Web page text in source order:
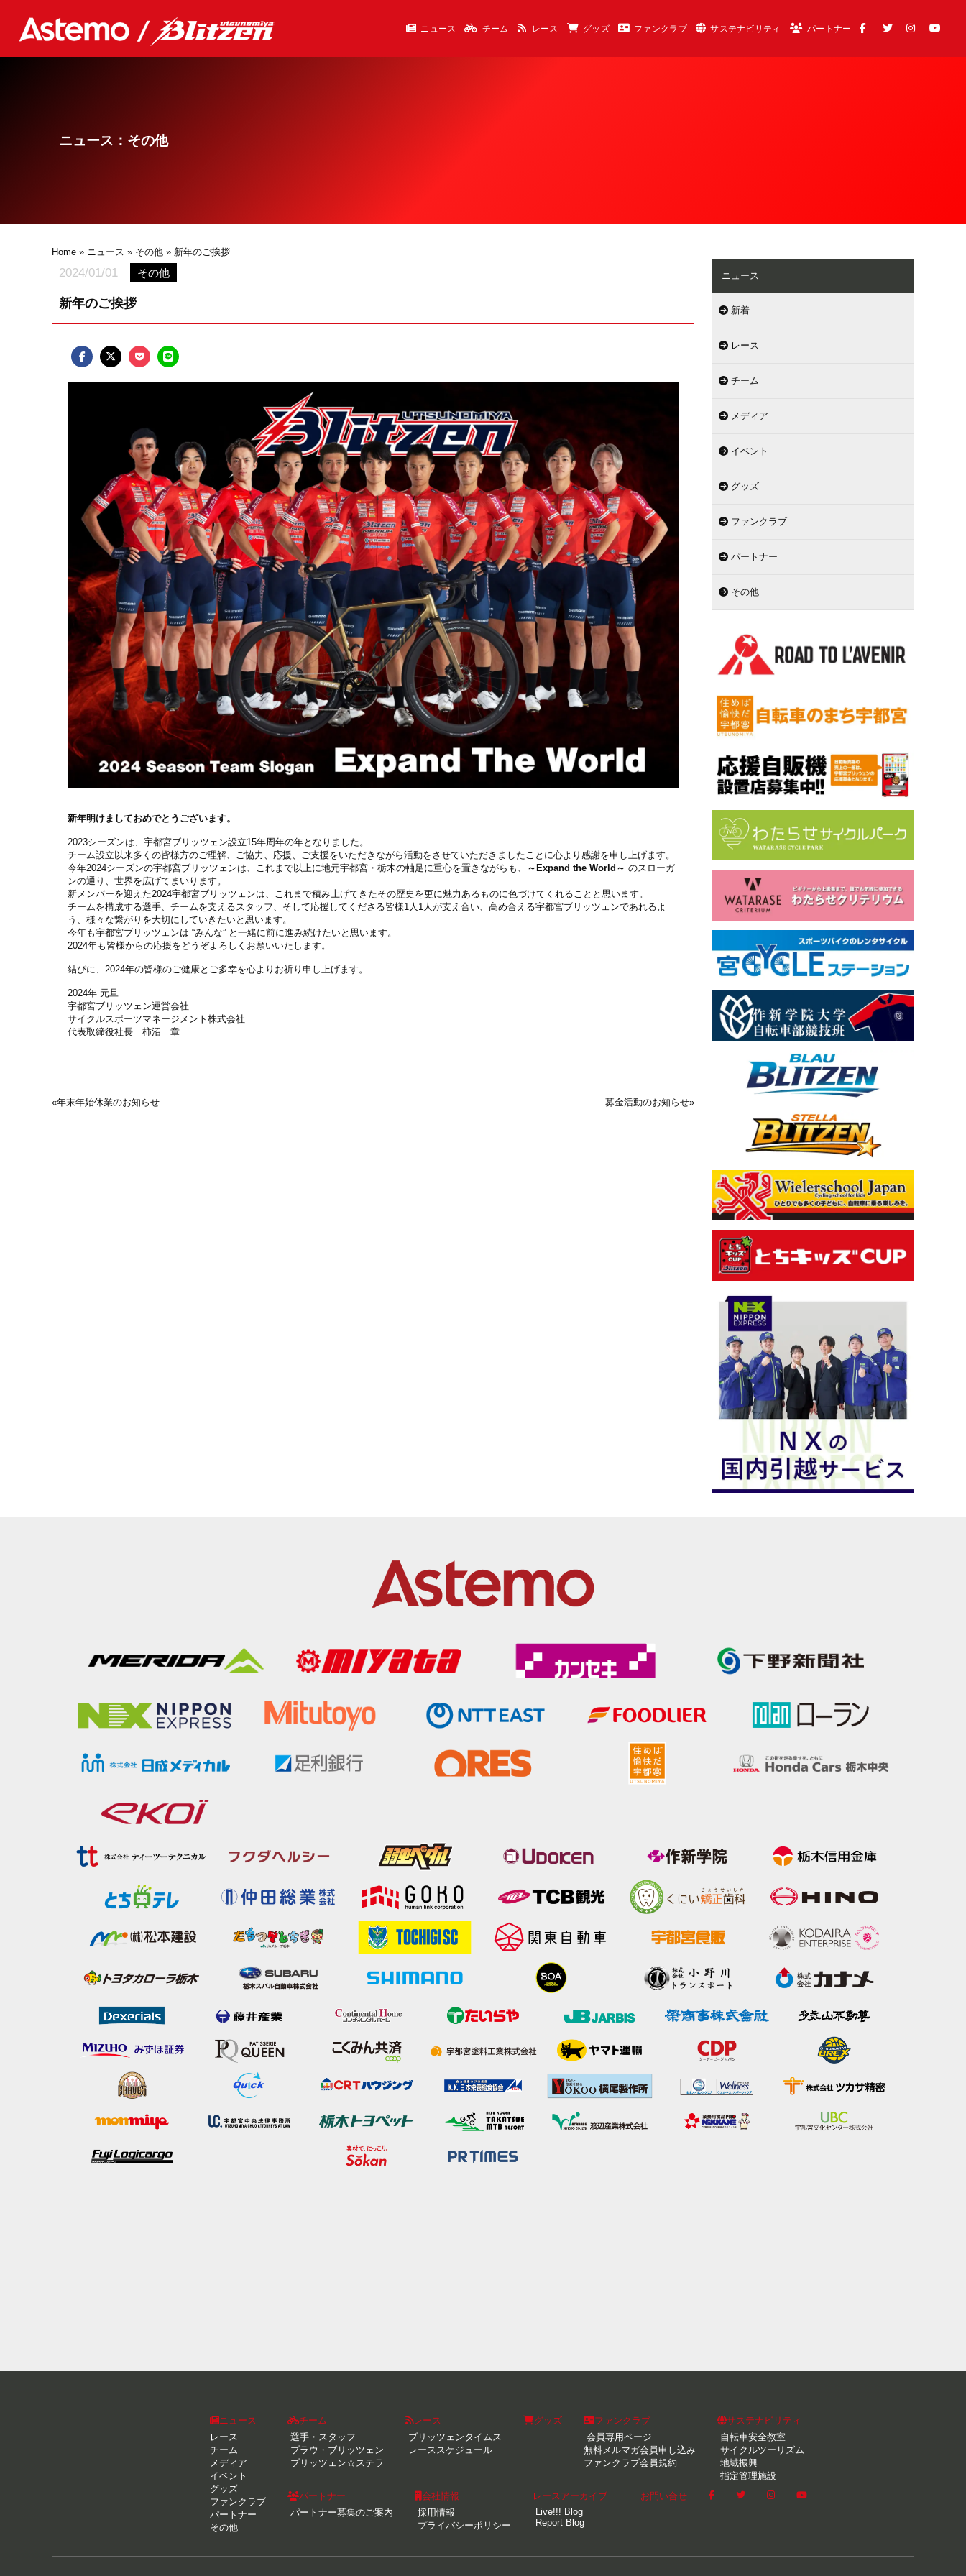
ニュース チーム レース グッズ ファンクラブ サステナビリティ パートナー
ニュース：その他
Home » ニュース » その他 » 新年のご挨拶
2024/01/01 その他
新年のご挨拶
新年明けましておめでとうございます。
2023シーズンは、宇都宮ブリッツェン設立15年周年の年となりました。
チーム設立以来多くの皆様方のご理解、ご協力、応援、ご支援をいただきながら活動をさせていただきましたことに心より感謝を申し上げます。
今年2024シーズンの宇都宮ブリッツェンは、これまで以上に地元宇都宮・栃木の軸足に重心を置きながらも、 ～Expand the World～ のスローガ
ンの通り、世界を広げてまいります。
新メンバーを迎えた2024宇都宮ブリッツェンは、これまで積み上げてきたその歴史を更に魅力あるものに色づけてくれることと思います。
チームを構成する選手、チームを支えるスタッフ、そして応援してくださる皆様1人 1人が支え合い、高め合える宇都宮ブリッツェンであれるよ
う、様々な繋がりを大切にしていきたいと思います。
今年も宇都宮ブリッツェンは “みんな” と一緒に前に進み続けたいと思います。
2024年も皆様からの応援をどうぞよろしくお願いいたします。
結びに、2024年の皆様のご健康とご多幸を心よりお祈り申し上げます。
2024年 元旦
宇都宮ブリッツェン運営会社
サイクルスポーツマネージメント株式会社
代表取締役社長 柿沼 章
«年末年始休業のお知らせ 募金活動のお知らせ»
ニュース
新着
レース
チーム
メディア
イベント
グッズ
ファンクラブ
パートナー
その他
ニュース
レース
チーム
メディア
イベント
グッズ
ファンクラブ
パートナー
その他
チーム
選手・スタッフ
ブラウ・ブリッツェン
ブリッツェン☆ステラ
レース
ブリッツェンタイムス
レーススケジュール
グッズ
ファンクラブ
会員専用ページ
無料メルマガ会員申し込み
ファンクラブ会員規約
サステナビリティ
自転車安全教室
サイクルツーリズム
地域振興
指定管理施設
パートナー
パートナー募集のご案内
会社情報
採用情報
プライバシーポリシー
レースアーカイブ
Live!!! Blog
Report Blog
お問い合せ